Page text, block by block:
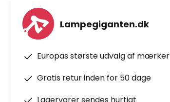
Lampegiganten.dk
Europas største udvalg af mærker
Gratis retur inden for 50 dage
Lagervarer sendes hurtigt